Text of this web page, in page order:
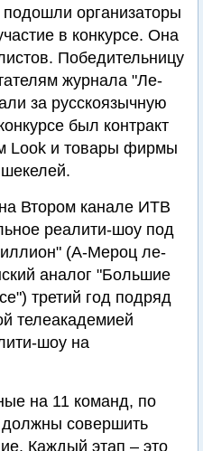
подошли организаторы
в конкурсе. Она
Победительницу
журнала "Ле-
за русскоязычную
был контракт
Look и товары фирмы
Втором канале ИТВ
реалити-шоу под
(А-Мероц ле-
аналог "Большие
третий год подряд
телеакадемией
шоу на
на 11 команд, по
совершить
Каждый этап – это